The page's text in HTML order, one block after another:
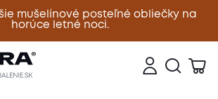
mušelínové posteľné obliečky na
horúce letné noci.
Zavrieť